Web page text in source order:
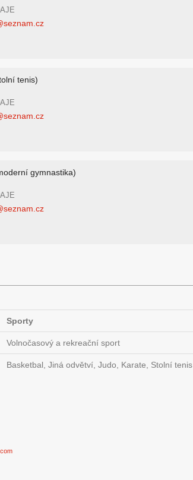
tenis)
gymnastika)
Sporty
Volnočasový a rekreační sport
Basketbal, Jiná odvětví, Judo, Karate, Stolní tenis